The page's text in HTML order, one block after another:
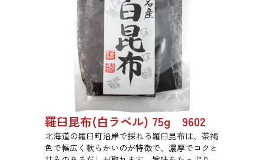
羅臼昆布(白ラベル) 75g 9602
北海道の羅臼町沿岸で採れる羅臼昆布は、茶褐
色で幅広く軟らかいのが特徴で、濃厚でコクと